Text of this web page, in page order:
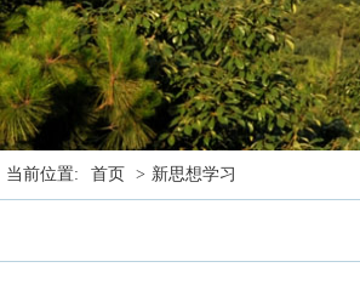
当前位置: 首页 > 新思想学习